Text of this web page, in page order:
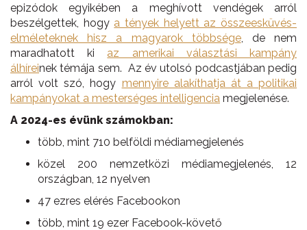
epizódok egyikében a meghívott vendégek arról
beszélgettek, hogy a tények helyett az összeesküvés-
elméleteknek hisz a magyarok többsége, de nem
maradhatott ki az amerikai választási kampány
álhíreinek témája sem. Az év utolsó podcastjában pedig
arról volt szó, hogy mennyire alakíthatja át a politikai
kampányokat a mesterséges intelligencia megjelenése.
A 2024-es évünk számokban:
több, mint 710 belföldi médiamegjelenés
közel 200 nemzetközi médiamegjelenés, 12
országban, 12 nyelven
47 ezres elérés Facebookon
több, mint 19 ezer Facebook-követő